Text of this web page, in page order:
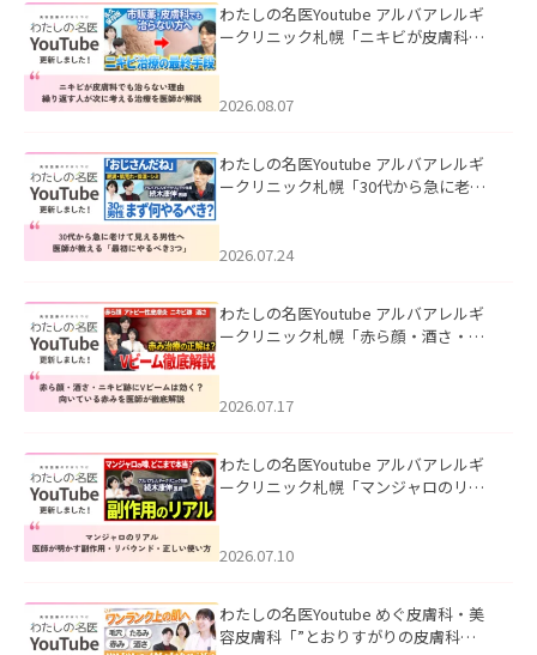
わたしの名医Youtube アルバアレルギ
ークリニック札幌「ニキビが皮膚科で
ました。
2026.08.07
わたしの名医Youtube アルバアレルギ
ークリニック札幌「30代から急に老け
た。
2026.07.24
わたしの名医Youtube アルバアレルギ
ークリニック札幌「赤ら顔・酒さ・ニ
した。
2026.07.17
わたしの名医Youtube アルバアレルギ
ークリニック札幌「マンジャロのリア
た。
2026.07.10
わたしの名医Youtube めぐ皮膚科・美
容皮膚科「”とおりすがりの皮膚科